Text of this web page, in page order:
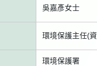
吳嘉彥女士
環境保護主任(
環境保護署